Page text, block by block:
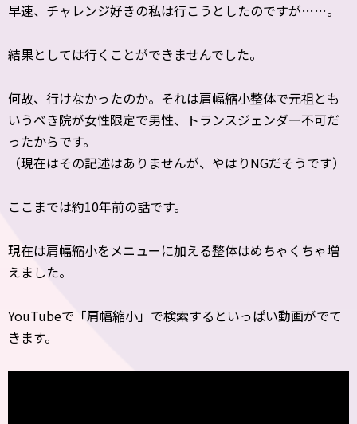
早速、チャレンジ好きの私は行こうとしたのですが……。
結果としては行くことができませんでした。
何故、行けなかったのか。それは肩幅縮小整体で元祖とも
いうべき院が女性限定で男性、トランスジェンダー不可だ
ったからです。
（現在はその記述はありませんが、やはりNGだそうです）
ここまでは約10年前の話です。
現在は肩幅縮小をメニューに加える整体はめちゃくちゃ増
えました。
YouTubeで「肩幅縮小」で検索するといっぱい動画がでて
きます。